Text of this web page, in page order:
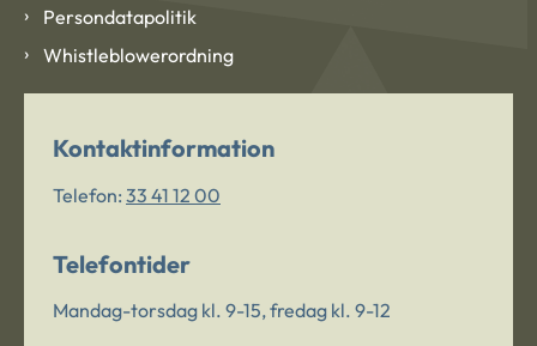
Persondatapolitik
Whistleblowerordning
Kontaktinformation
Telefon: 33 41 12 00
Telefontider
Mandag-torsdag kl. 9-15, fredag kl. 9-12